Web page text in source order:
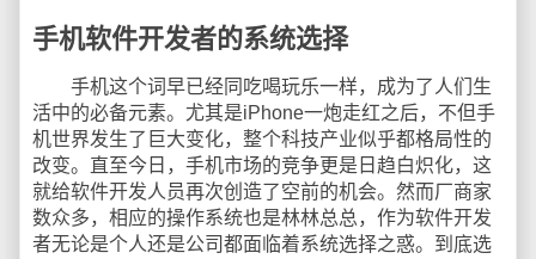
手机软件开发者的系统选择
手机这个词早已经同吃喝玩乐一样，成为了人们生
活中的必备元素。尤其是iPhone一炮走红之后，不但手
机世界发生了巨大变化，整个科技产业似乎都格局性的
改变。直至今日，手机市场的竞争更是日趋白炽化，这
就给软件开发人员再次创造了空前的机会。然而厂商家
数众多，相应的操作系统也是林林总总，作为软件开发
者无论是个人还是公司都面临着系统选择之惑。到底选